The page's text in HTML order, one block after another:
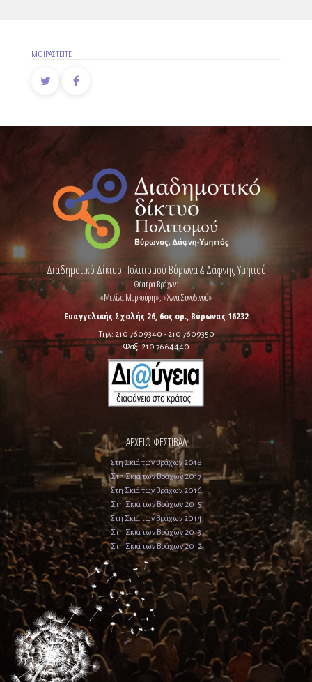
ΜΟΙΡΑΣΤΕΙΤΕ
Διαδημοτικό Δίκτυο Πολιτισμού Βύρωνα & Δάφνης-Υμηττού
Θέατρα Βράχων:
«Μελίνα Μερκούρη», «Άννα Συνοδινού»
Ευαγγελικής Σχολής 26, 6ος ορ., Βύρωνας 16232
Τηλ: 210 7609340 - 210 7609350
Φαξ: 210 7664440
ΑΡΧΕΙΟ ΦΕΣΤΙΒΑΛ
Στη Σκιά των Βράχων 2018
Στη Σκιά των Βράχων 2017
Στη Σκιά των Βράχων 2016
Στη Σκιά των Βράχων 2015
Στη Σκιά των Βράχων 2014
Στη Σκιά των Βράχων 2013
Στη Σκιά των Βράχων 2012